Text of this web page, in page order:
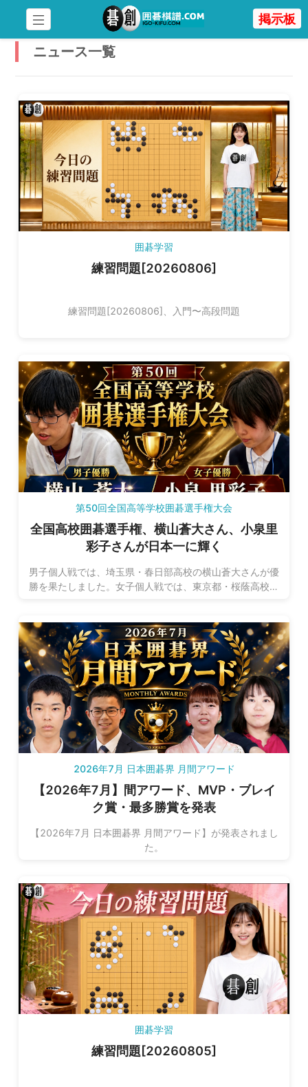
掲示板
ニュース一覧
囲碁学習
練習問題[20260806]
練習問題[20260806]、入門〜高段問題
第50回全国高等学校囲碁選手権大会
全国高校囲碁選手権、横山蒼大さん、小泉里
彩子さんが日本一に輝く
男子個人戦では、埼玉県・春日部高校の横山蒼大さんが優
勝を果たしました。女子個人戦では、東京都・桜蔭高校の
2026年7月 日本囲碁界 月間アワード
【2026年7月】間アワード、MVP・ブレイ
ク賞・最多勝賞を発表
【2026年7月 日本囲碁界 月間アワード】が発表されまし
た。
囲碁学習
練習問題[20260805]